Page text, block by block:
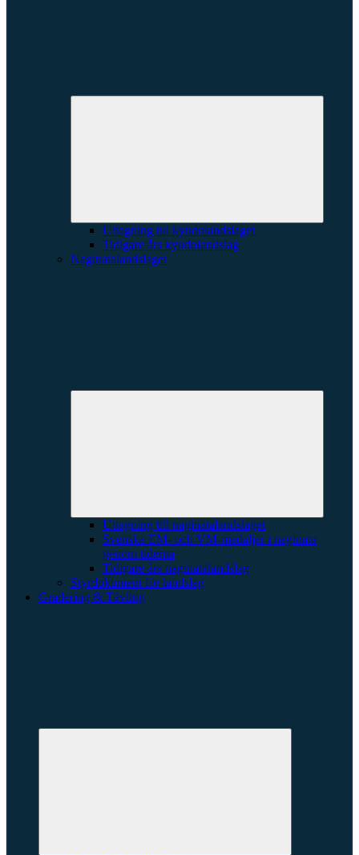
Uttagning till kyudolandslaget
Tidigare års kyudolandslag
Naginatalandslaget
Uttagning till naginatalandslaget
Svenska EM- och VM-medaljer i naginata
genom tiderna
Tidigare års naginatalandslag
Styrdokument för landslag
Gradering & Tävling